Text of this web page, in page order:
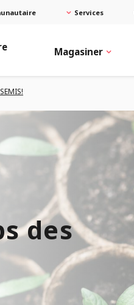
Services
Magasiner
des